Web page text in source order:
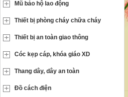
Mũ bảo hộ lao động
Thiết bị phòng cháy chữa cháy
Thiết bị an toàn giao thông
Cóc kẹp cáp, khóa giáo XD
Thang dây, dây an toàn
Đồ cách điện